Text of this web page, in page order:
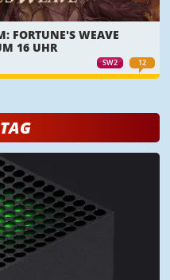
SW2 12
FORTUNE'S WEAVE
16 UHR